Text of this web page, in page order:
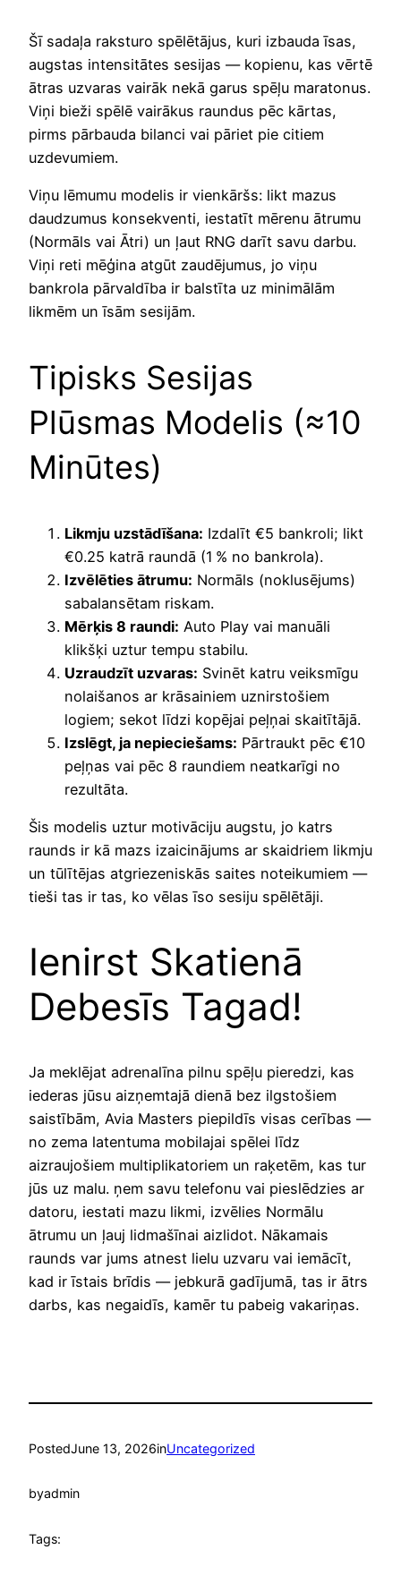
Šī sadaļa raksturo spēlētājus, kuri izbauda īsas,
augstas intensitātes sesijas — kopienu, kas vērtē
ātras uzvaras vairāk nekā garus spēļu maratonus.
Viņi bieži spēlē vairākus raundus pēc kārtas,
pirms pārbauda bilanci vai pāriet pie citiem
uzdevumiem.
Viņu lēmumu modelis ir vienkāršs: likt mazus
daudzumus konsekventi, iestatīt mērenu ātrumu
(Normāls vai Ātri) un ļaut RNG darīt savu darbu.
Viņi reti mēģina atgūt zaudējumus, jo viņu
bankrola pārvaldība ir balstīta uz minimālām
likmēm un īsām sesijām.
Tipisks Sesijas
Plūsmas Modelis (≈10
Minūtes)
Likmju uzstādīšana: Izdalīt €5 bankroli; likt
€0.25 katrā raundā (1 % no bankrola).
Izvēlēties ātrumu: Normāls (noklusējums)
sabalansētam riskam.
Mērķis 8 raundi: Auto Play vai manuāli
klikšķi uztur tempu stabilu.
Uzraudzīt uzvaras: Svinēt katru veiksmīgu
nolaišanos ar krāsainiem uznirstošiem
logiem; sekot līdzi kopējai peļņai skaitītājā.
Izslēgt, ja nepieciešams: Pārtraukt pēc €10
peļņas vai pēc 8 raundiem neatkarīgi no
rezultāta.
Šis modelis uztur motivāciju augstu, jo katrs
raunds ir kā mazs izaicinājums ar skaidriem likmju
un tūlītējas atgriezeniskās saites noteikumiem —
tieši tas ir tas, ko vēlas īso sesiju spēlētāji.
Ienirst Skatienā
Debesīs Tagad!
Ja meklējat adrenalīna pilnu spēļu pieredzi, kas
iederas jūsu aizņemtajā dienā bez ilgstošiem
saistībām, Avia Masters piepildīs visas cerības —
no zema latentuma mobilajai spēlei līdz
aizraujošiem multiplikatoriem un raķetēm, kas tur
jūs uz malu. ņem savu telefonu vai pieslēdzies ar
datoru, iestati mazu likmi, izvēlies Normālu
ātrumu un ļauj lidmašīnai aizlidot. Nākamais
raunds var jums atnest lielu uzvaru vai iemācīt,
kad ir īstais brīdis — jebkurā gadījumā, tas ir ātrs
darbs, kas negaidīs, kamēr tu pabeig vakariņas.
PostedJune 13, 2026inUncategorized
byadmin
Tags: